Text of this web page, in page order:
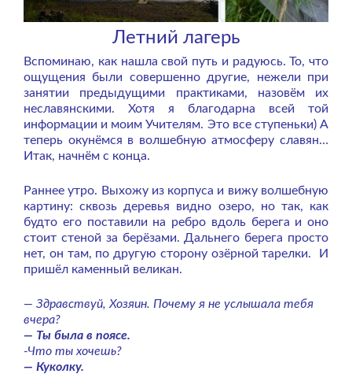
Летний лагерь
Вспоминаю, как нашла свой путь и радуюсь. То, что
ощущения были совершенно другие, нежели при
занятии предыдущими практиками, назовём их
неславянскими. Хотя я благодарна всей той
информации и моим Учителям. Это все ступеньки) А
теперь окунёмся в волшебную атмосферу славян…
Итак, начнём с конца.
Раннее утро. Выхожу из корпуса и вижу волшебную
картину: сквозь деревья видно озеро, но так, как
будто его поставили на ребро вдоль берега и оно
стоит стеной за берёзами. Дальнего берега просто
нет, он там, по другую сторону озёрной тарелки. И
пришёл каменный великан.
— Здравствуй, Хозяин. Почему я не услышала тебя
вчера?
— Ты была в поясе.
-Что ты хочешь?
— Куколку.